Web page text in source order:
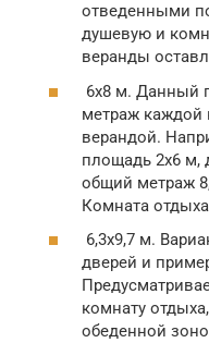
отведенными
душевую и
веранды
6х8 м. Данный
метраж
верандой.
площадь 2х6 м,
общий метраж
Комната
6,3х9,7 м.
дверей и
комнату
обеденной